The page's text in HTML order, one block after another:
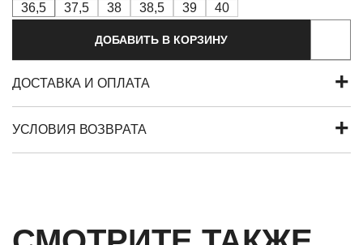
36,5
37,5 38 38,5 39 40
ДОБАВИТЬ В КОРЗИНУ
ДОСТАВКА И ОПЛАТА
УСЛОВИЯ ВОЗВРАТА